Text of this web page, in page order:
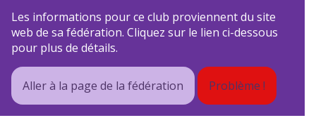
Les informations pour ce club proviennent du site
web de sa fédération. Cliquez sur le lien ci-dessous
pour plus de détails.
Aller à la page de la fédération Problème !